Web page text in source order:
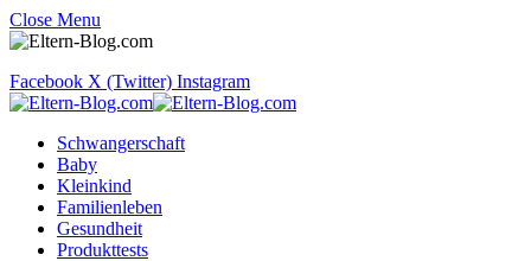
Close Menu
Facebook X (Twitter) Instagram
Schwangerschaft
Baby
Kleinkind
Familienleben
Gesundheit
Produkttests